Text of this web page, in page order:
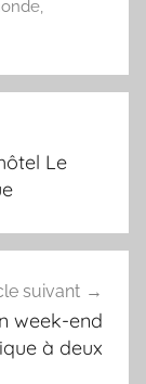
,
Le
suivant
week-end
à deux